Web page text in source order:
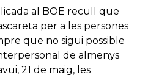
al BOE recull que
per a les persones
que no sigui possible
de almenys
21 de maig, les